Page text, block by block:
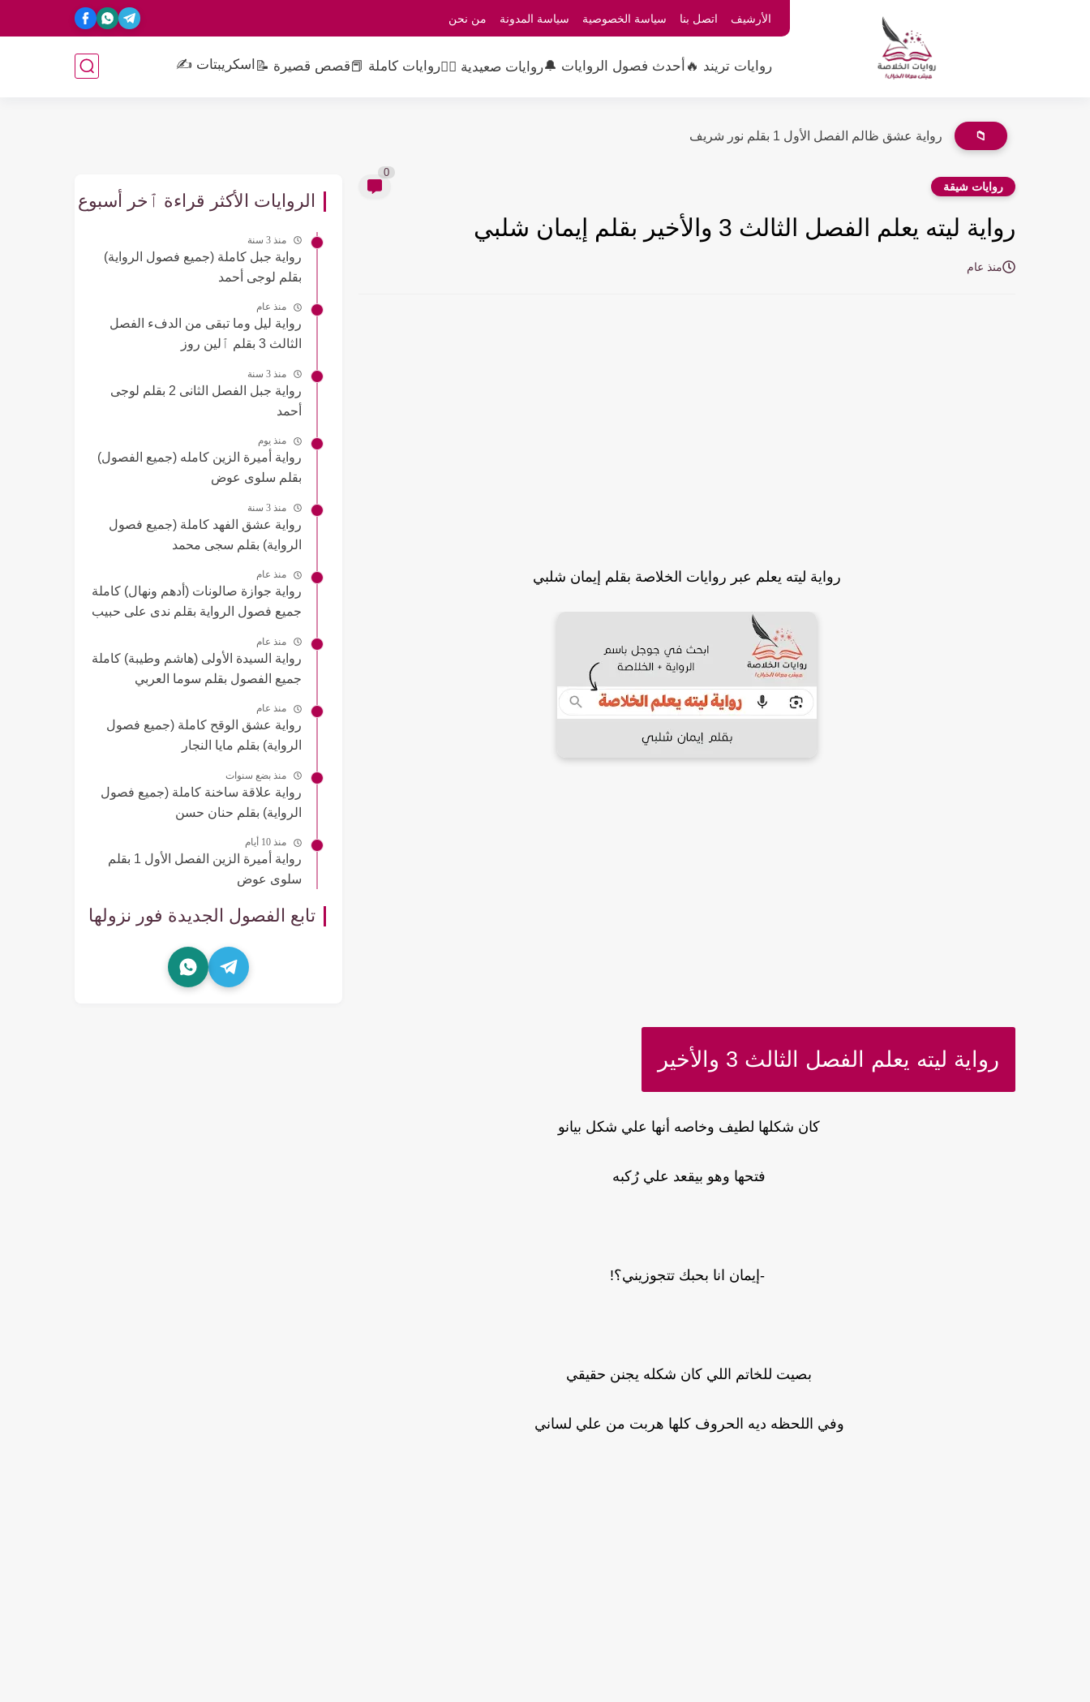
الأرشيف اتصل بنا سياسة الخصوصية سياسة المدونة من نحن
روايات تريند 🔥 أحدث فصول الروايات 🔔روايات صعيدية 👳‍♂️روايات كاملة 📕قصص قصيرة 📝 اسكريبتات ✍️
📁 رواية عشق ظالم الفصل الأول 1 بقلم نور شريف
روايات شيقة
0
رواية ليته يعلم الفصل الثالث 3 والأخير بقلم إيمان شلبي
منذ عام
رواية ليته يعلم عبر روايات الخلاصة بقلم إيمان شلبي
رواية ليته يعلم الفصل الثالث 3 والأخير
كان شكلها لطيف وخاصه أنها علي شكل بيانو
فتحها وهو بيقعد علي رُكبه
-إيمان انا بحبك تتجوزيني؟!
بصيت للخاتم اللي كان شكله يجنن حقيقي
وفي اللحظه ديه الحروف كلها هربت من علي لساني
الروايات الأكثر قراءة ٱخر أسبوع
منذ 3 سنة
رواية جبل كاملة (جميع فصول الرواية)
بقلم لوجى أحمد
منذ عام
رواية ليل وما تبقى من الدفء الفصل
الثالث 3 بقلم ٱلين روز
منذ 3 سنة
رواية جبل الفصل الثانى 2 بقلم لوجى
أحمد
منذ يوم
رواية أميرة الزين كامله (جميع الفصول)
بقلم سلوى عوض
منذ 3 سنة
رواية عشق الفهد كاملة (جميع فصول
الرواية) بقلم سجى محمد
منذ عام
رواية جوازة صالونات (أدهم ونهال) كاملة
جميع فصول الرواية بقلم ندى على حبيب
منذ عام
رواية السيدة الأولى (هاشم وطيبة) كاملة
جميع الفصول بقلم سوما العربي
منذ عام
رواية عشق الوقح كاملة (جميع فصول
الرواية) بقلم مايا النجار
منذ بضع سنوات
رواية علاقة ساخنة كاملة (جميع فصول
الرواية) بقلم حنان حسن
منذ 10 أيام
رواية أميرة الزين الفصل الأول 1 بقلم
سلوى عوض
تابع الفصول الجديدة فور نزولها